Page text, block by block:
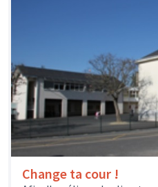
Change ta cour !